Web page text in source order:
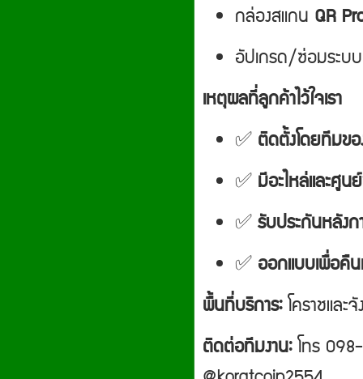
กล่องสแกน QR
อัปเกรด/ซ่อมระบ
เหตุผลที่ลูกค้าไว้ใจเรา
✅ ติดตั้งโดยทีมขอ
✅ มีอะไหล่และศูน
✅รับประกันหลังก
✅ ออกแบบเพื่อคื
พื้นที่บริการ:โคราชและ
ติดต่อทีมงาน:โทร